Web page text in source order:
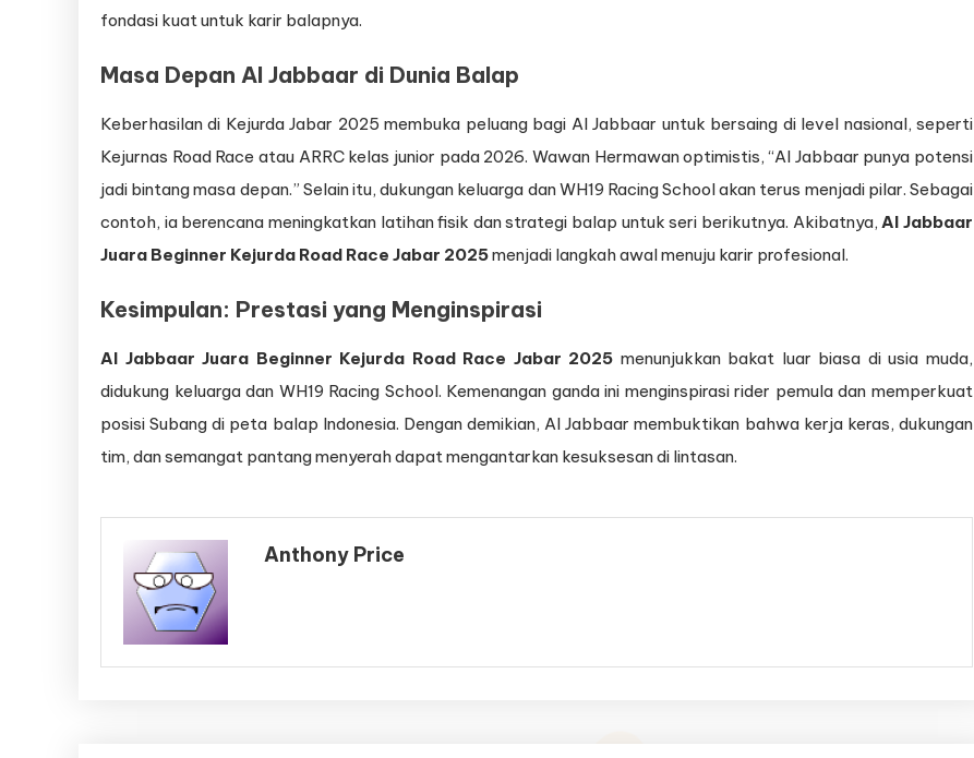
fondasi kuat untuk karir balapnya.
Masa Depan Al Jabbaar di Dunia Balap
Keberhasilan di Kejurda Jabar 2025 membuka peluang bagi Al Jabbaar untuk bersaing di level nasional, seperti
Kejurnas Road Race atau ARRC kelas junior pada 2026. Wawan Hermawan optimistis, “Al Jabbaar punya potensi
jadi bintang masa depan.” Selain itu, dukungan keluarga dan WH19 Racing School akan terus menjadi pilar. Sebagai
contoh, ia berencana meningkatkan latihan fisik dan strategi balap untuk seri berikutnya. Akibatnya,Al Jabbaar
Juara Beginner Kejurda Road Race Jabar 2025menjadi langkah awal menuju karir profesional.
Kesimpulan: Prestasi yang Menginspirasi
Al Jabbaar Juara Beginner Kejurda Road Race Jabar 2025 menunjukkan bakat luar biasa di usia muda,
didukung keluarga dan WH19 Racing School. Kemenangan ganda ini menginspirasi rider pemula dan memperkuat
posisi Subang di peta balap Indonesia. Dengan demikian, Al Jabbaar membuktikan bahwa kerja keras, dukungan
tim, dan semangat pantang menyerah dapat mengantarkan kesuksesan di lintasan.
Anthony Price